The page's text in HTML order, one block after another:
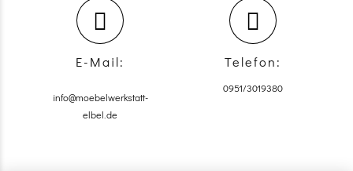
E-Mail:
info@moebelwerkstatt-
elbel.de
Telefon:
0951/3019380